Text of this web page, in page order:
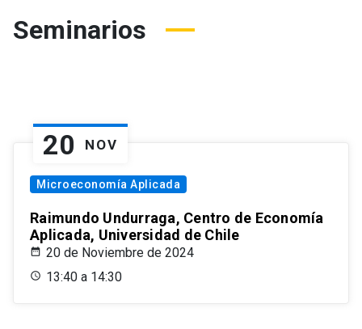
Seminarios
20 NOV
Microeconomía Aplicada
Raimundo Undurraga, Centro de Economía
Aplicada, Universidad de Chile
20 de Noviembre de 2024
13:40 a 14:30